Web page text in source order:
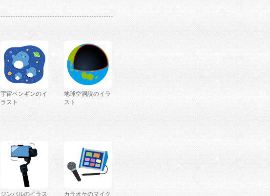
宇宙ペンギンのイ
ラスト
地球空洞説のイラ
スト
ジンバルのイラス
カラオケのマイク